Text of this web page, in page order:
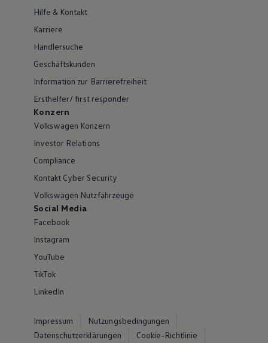
Hilfe & Kontakt
Karriere
Händlersuche
Geschäftskunden
Information zur Barrierefreiheit
Ersthelfer/ first responder
Konzern
Volkswagen Konzern
Investor Relations
Compliance
Kontakt Cyber Security
Volkswagen Nutzfahrzeuge
Social Media
Facebook
Instagram
YouTube
TikTok
LinkedIn
Impressum
Nutzungsbedingungen
Datenschutzerklärungen
Cookie-Richtlinie